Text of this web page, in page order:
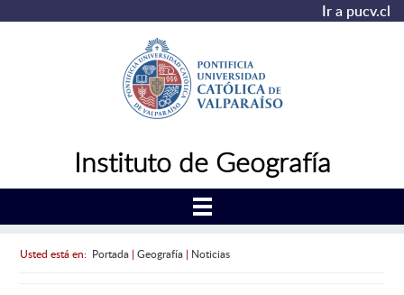
Ir a pucv.cl
Instituto de Geografía
Usted está en: Portada| Geografía| Noticias